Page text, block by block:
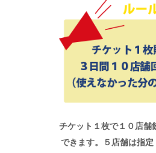
チケット１枚で１０店舗
できます。５店舗は指